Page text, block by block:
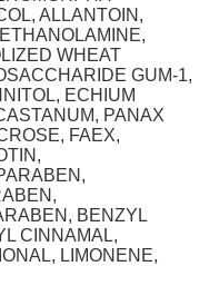
ALLANTOIN,
WHEAT
GUM-1,
ECHIUM
PANAX
FAEX,
BENZYL
CINNAMAL,
LIMONENE,